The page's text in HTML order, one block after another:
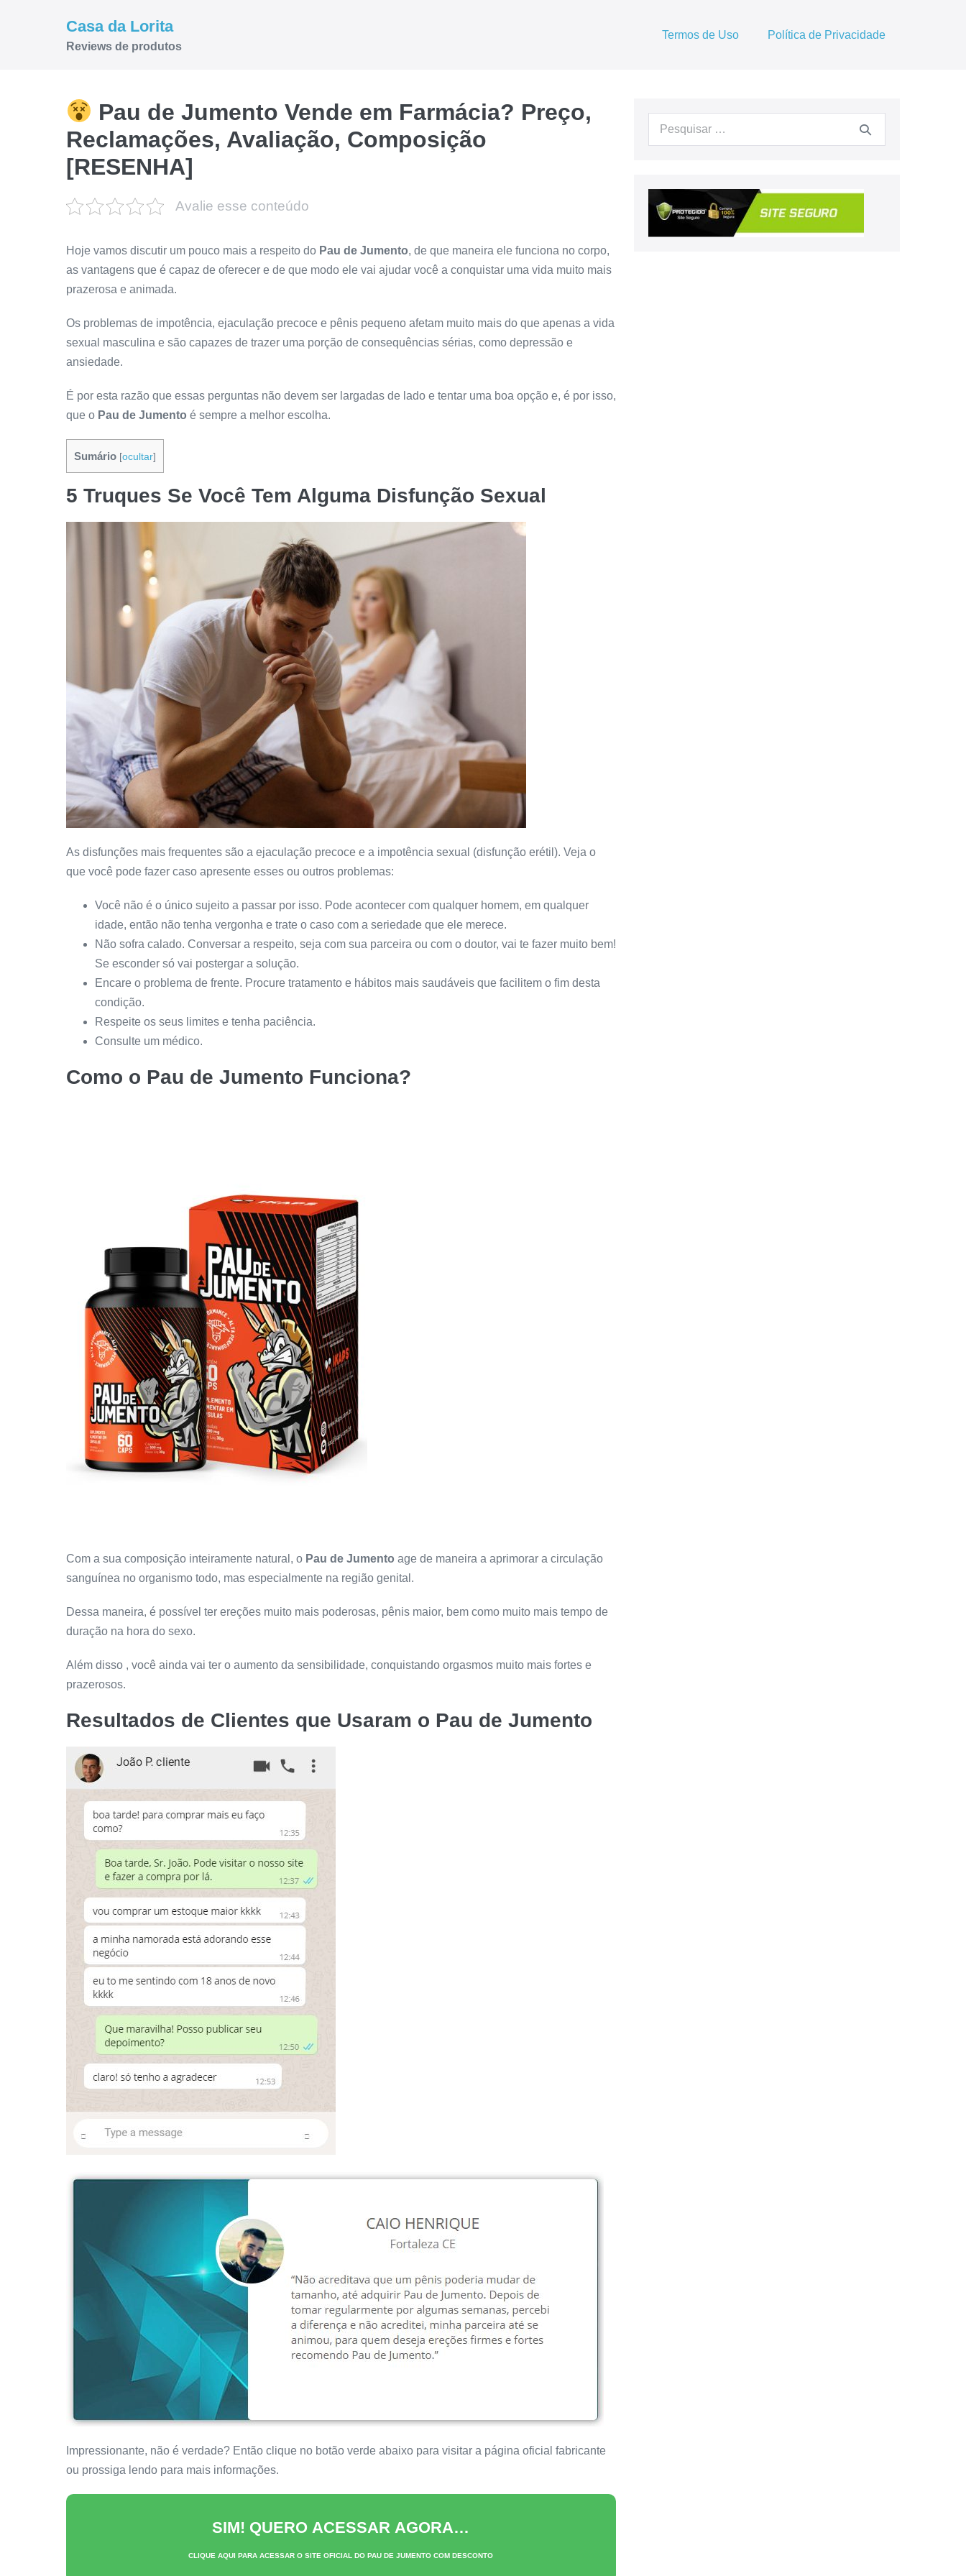
Casa da Lorita
Reviews de produtos
Termos de Uso Política de Privacidade
Pau de Jumento Vende em Farmácia? Preço,
Reclamações, Avaliação, Composição
[RESENHA]
Avalie esse conteúdo
Hoje vamos discutir um pouco mais a respeito do Pau de Jumento, de que maneira ele funciona no corpo,
as vantagens que é capaz de oferecer e de que modo ele vai ajudar você a conquistar uma vida muito mais
prazerosa e animada.
Os problemas de impotência, ejaculação precoce e pênis pequeno afetam muito mais do que apenas a vida
sexual masculina e são capazes de trazer uma porção de consequências sérias, como depressão e
ansiedade.
É por esta razão que essas perguntas não devem ser largadas de lado e tentar uma boa opção e, é por isso,
que o Pau de Jumento é sempre a melhor escolha.
Sumário [ocultar]
5 Truques Se Você Tem Alguma Disfunção Sexual
As disfunções mais frequentes são a ejaculação precoce e a impotência sexual (disfunção erétil). Veja o
que você pode fazer caso apresente esses ou outros problemas:
Você não é o único sujeito a passar por isso. Pode acontecer com qualquer homem, em qualquer
idade, então não tenha vergonha e trate o caso com a seriedade que ele merece.
Não sofra calado. Conversar a respeito, seja com sua parceira ou com o doutor, vai te fazer muito bem!
Se esconder só vai postergar a solução.
Encare o problema de frente. Procure tratamento e hábitos mais saudáveis que facilitem o fim desta
condição.
Respeite os seus limites e tenha paciência.
Consulte um médico.
Como o Pau de Jumento Funciona?
Com a sua composição inteiramente natural, o Pau de Jumento age de maneira a aprimorar a circulação
sanguínea no organismo todo, mas especialmente na região genital.
Dessa maneira, é possível ter ereções muito mais poderosas, pênis maior, bem como muito mais tempo de
duração na hora do sexo.
Além disso , você ainda vai ter o aumento da sensibilidade, conquistando orgasmos muito mais fortes e
prazerosos.
Resultados de Clientes que Usaram o Pau de Jumento
Impressionante, não é verdade? Então clique no botão verde abaixo para visitar a página oficial fabricante
ou prossiga lendo para mais informações.
SIM! QUERO ACESSAR AGORA…
CLIQUE AQUI PARA ACESSAR O SITE OFICIAL DOPAU DE JUMENTO COM DESCONTO
Procurar: